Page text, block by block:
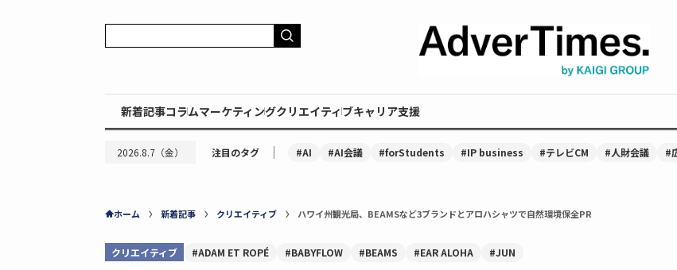
新着記事コラムマーケティングクリエイティブキャリア支援
2026.8.7（金） 注目のタグ ｜ #AI #AI会議 #forStudents #IP business #テレビCM #人財会議 #
ホーム 新着記事 クリエイティブ ハワイ州観光局、BEAMSなど3ブランドとアロハシャツで自然環境保全PR
クリエイティブ #ADAM ET ROPÉ #BABYFLOW #BEAMS #EAR ALOHA #JUN